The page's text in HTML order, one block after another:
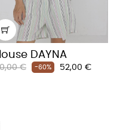
DAYNA
€ -60% Prix
52,00 €